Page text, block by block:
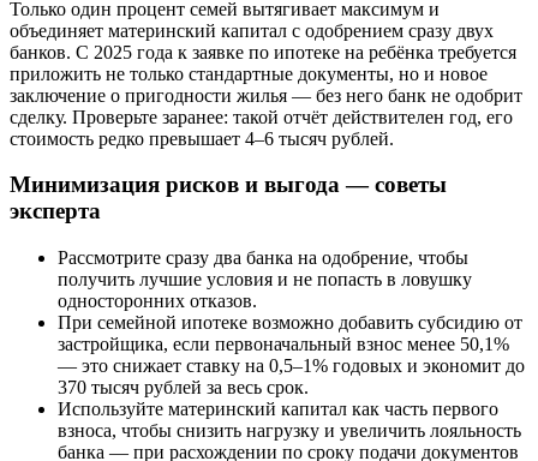
Только один процент семей вытягивает максимум и
объединяет материнский капитал с одобрением сразу двух
банков. С 2025 года к заявке по ипотеке на ребёнка требуется
приложить не только стандартные документы, но и новое
заключение о пригодности жилья — без него банк не одобрит
сделку. Проверьте заранее: такой отчёт действителен год, его
стоимость редко превышает 4–6 тысяч рублей.
Минимизация рисков и выгода — советы
эксперта
Рассмотрите сразу два банка на одобрение, чтобы
получить лучшие условия и не попасть в ловушку
односторонних отказов.
При семейной ипотеке возможно добавить субсидию от
застройщика, если первоначальный взнос менее 50,1%
— это снижает ставку на 0,5–1% годовых и экономит до
370 тысяч рублей за весь срок.
Используйте материнский капитал как часть первого
взноса, чтобы снизить нагрузку и увеличить лояльность
банка — при расхождении по сроку подачи документов